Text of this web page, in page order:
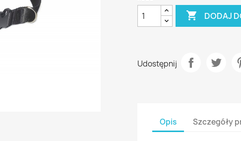
 DODAJ
Udostępnij
Opis Szczegóły